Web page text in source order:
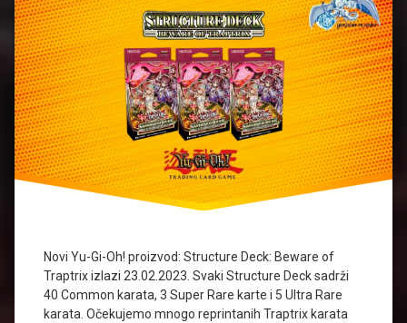
Novi Yu-Gi-Oh! proizvod: Structure Deck: Beware of
Traptrix izlazi 23.02.2023. Svaki Structure Deck sadrži
40 Common karata, 3 Super Rare karte i 5 Ultra Rare
karata. Očekujemo mnogo reprintanih Traptrix karata